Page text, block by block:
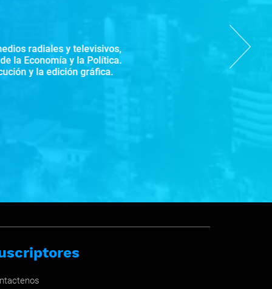
radiales y televisivos,
la Economía y la Política.
y la edición gráfica.
Next